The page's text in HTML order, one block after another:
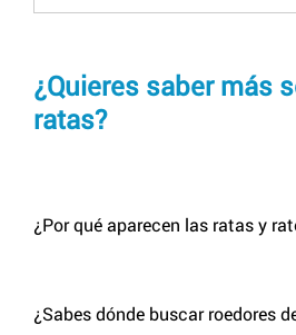
¿Quieres saber más
ratas?
¿Por qué aparecen las ratas y
¿Sabes dónde buscar roedores